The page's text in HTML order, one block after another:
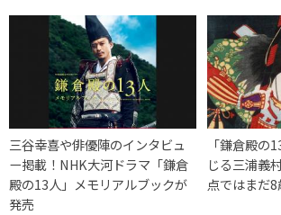
三谷幸喜や俳優陣のインタビュ
ー掲載！NHK大河ドラマ「鎌倉
殿の13人」メモリアルブックが
発売
「鎌倉殿の
じる三浦義
点ではまだ8